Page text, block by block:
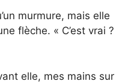
murmure, mais elle
flèche. « C’est vrai ?
elle, mes mains sur